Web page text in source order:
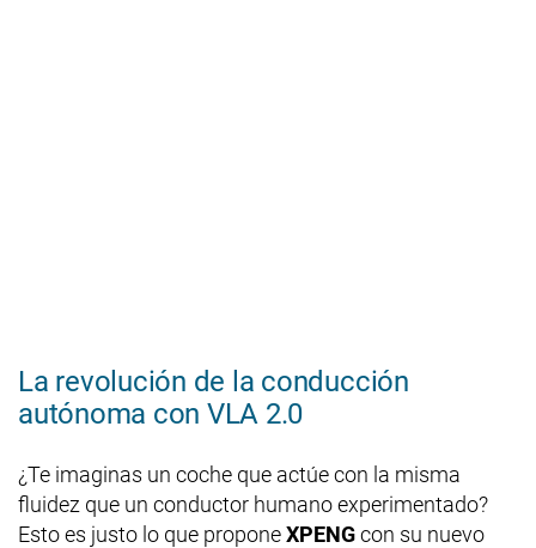
La revolución de la conducción
autónoma con VLA 2.0
¿Te imaginas un coche que actúe con la misma
fluidez que un conductor humano experimentado?
Esto es justo lo que proponeXPENGcon su nuevo